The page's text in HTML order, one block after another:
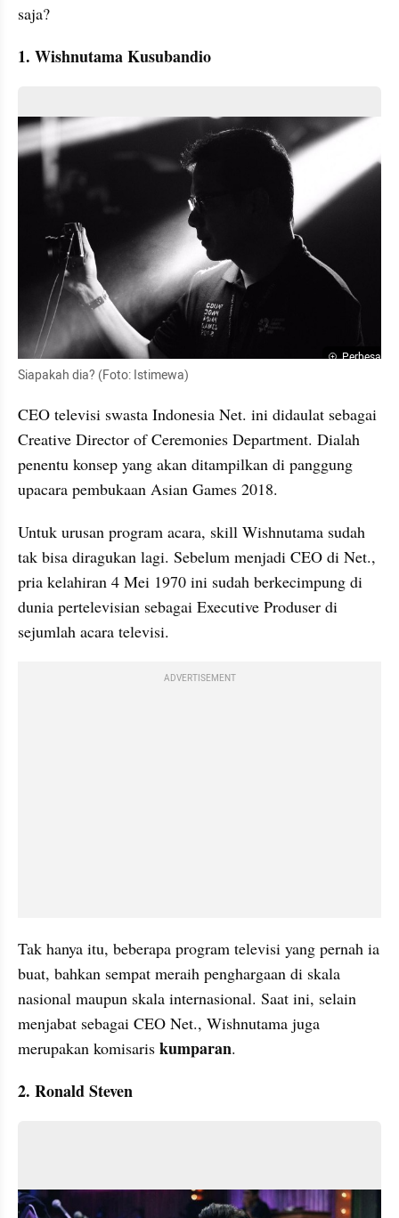
saja?
1. Wishnutama Kusubandio
Perbesar
Siapakah dia? (Foto: Istimewa)
CEO televisi swasta Indonesia Net. ini didaulat sebagai
Creative Director of Ceremonies Department. Dialah
penentu konsep yang akan ditampilkan di panggung
upacara pembukaan Asian Games 2018.
Untuk urusan program acara, skill Wishnutama sudah
tak bisa diragukan lagi. Sebelum menjadi CEO di Net.,
pria kelahiran 4 Mei 1970 ini sudah berkecimpung di
dunia pertelevisian sebagai Executive Produser di
sejumlah acara televisi.
ADVERTISEMENT
Tak hanya itu, beberapa program televisi yang pernah ia
buat, bahkan sempat meraih penghargaan di skala
nasional maupun skala internasional. Saat ini, selain
menjabat sebagai CEO Net., Wishnutama juga
merupakan komisaris kumparan.
2. Ronald Steven